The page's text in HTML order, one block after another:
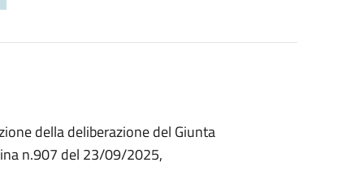
della deliberazione del Giunta
n.907 del 23/09/2025,